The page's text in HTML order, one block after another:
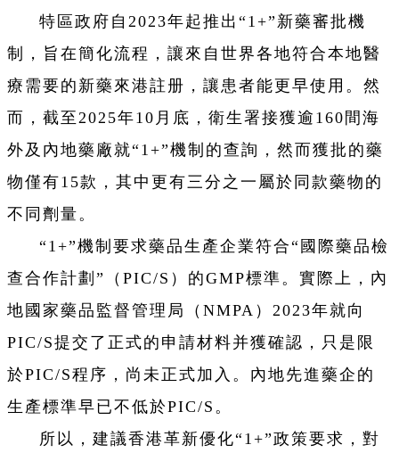
特區政府自2023年起推出“1+”新藥審批機
制，旨在簡化流程，讓來自世界各地符合本地醫
療需要的新藥來港註册，讓患者能更早使用。然
而，截至2025年10月底，衛生署接獲逾160間海
外及內地藥廠就“1+”機制的查詢，然而獲批的藥
物僅有15款，其中更有三分之一屬於同款藥物的
不同劑量。
“1+”機制要求藥品生產企業符合“國際藥品檢
查合作計劃”（PIC/S）的GMP標準。實際上，內
地國家藥品監督管理局（NMPA）2023年就向
PIC/S提交了正式的申請材料并獲確認，只是限
於PIC/S程序，尚未正式加入。內地先進藥企的
生產標準早已不低於PIC/S。
所以，建議香港革新優化“1+”政策要求，對